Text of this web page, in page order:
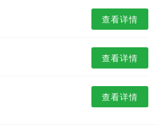
查看详情
查看详情
查看详情